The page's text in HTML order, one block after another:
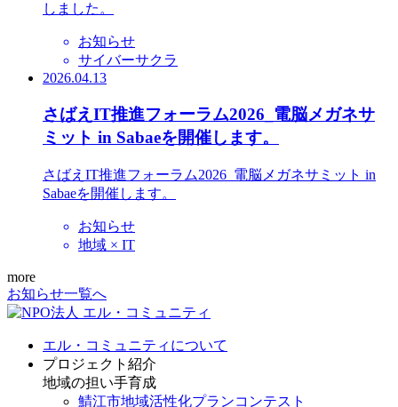
しました。
お知らせ
サイバーサクラ
2026.04.13
さばえIT推進フォーラム2026_電脳メガネサ
ミット in Sabaeを開催します。
さばえIT推進フォーラム2026_電脳メガネサミット in
Sabaeを開催します。
お知らせ
地域 × IT
more
お知らせ一覧へ
エル・コミュニティについて
プロジェクト紹介
地域の担い手育成
鯖江市地域活性化プランコンテスト